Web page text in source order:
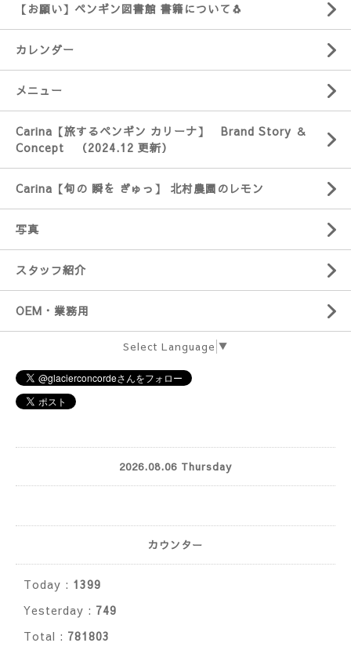
【お願い】ペンギン図書館 書籍について🐧
カレンダー
メニュー
Carina【旅するペンギン カリーナ】 Brand Story ＆
Concept （2024.12 更新）
Carina【旬の 瞬を ぎゅっ】 北村農園のレモン
写真
スタッフ紹介
OEM・業務用
Select Language ▼
2026.08.06 Thursday
カウンター
Today : 1399
Yesterday : 749
Total : 781803